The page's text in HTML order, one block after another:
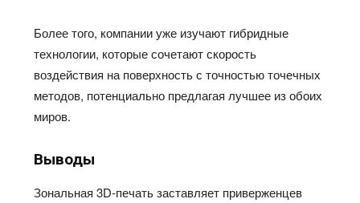
Более того, компании уже изучают гибридные
технологии, которые сочетают скорость
воздействия на поверхность с точностью точечных
методов, потенциально предлагая лучшее из обоих
миров.
Выводы
Зональная 3D-печать заставляет приверженцев